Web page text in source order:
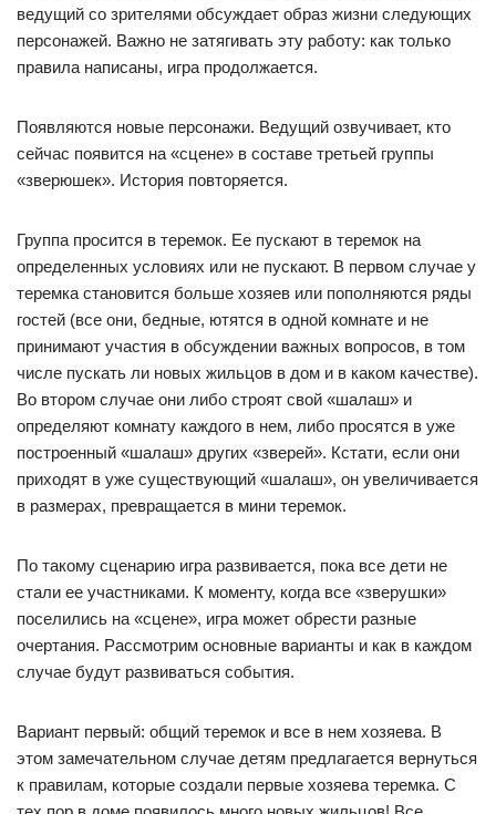
ведущий со зрителями обсуждает образ жизни следующих
персонажей. Важно не затягивать эту работу: как только
правила написаны, игра продолжается.
Появляются новые персонажи. Ведущий озвучивает, кто
сейчас появится на «сцене» в составе третьей группы
«зверюшек». История повторяется.
Группа просится в теремок. Ее пускают в теремок на
определенных условиях или не пускают. В первом случае у
теремка становится больше хозяев или пополняются ряды
гостей (все они, бедные, ютятся в одной комнате и не
принимают участия в обсуждении важных вопросов, в том
числе пускать ли новых жильцов в дом и в каком качестве).
Во втором случае они либо строят свой «шалаш» и
определяют комнату каждого в нем, либо просятся в уже
построенный «шалаш» других «зверей». Кстати, если они
приходят в уже существующий «шалаш», он увеличивается
в размерах, превращается в мини теремок.
По такому сценарию игра развивается, пока все дети не
стали ее участниками. К моменту, когда все «зверушки»
поселились на «сцене», игра может обрести разные
очертания. Рассмотрим основные варианты и как в каждом
случае будут развиваться события.
Вариант первый: общий теремок и все в нем хозяева. В
этом замечательном случае детям предлагается вернуться
к правилам, которые создали первые хозяева теремка. С